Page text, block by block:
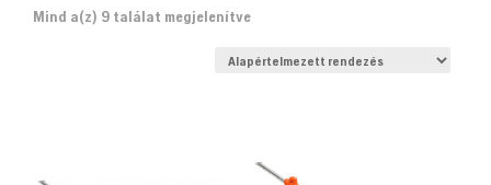
Mind a(z) 9 találat megjelenítve